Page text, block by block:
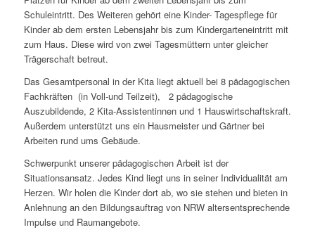
Schuleintritt. Des Weiteren gehört eine Kinder- Tagespflege für
Kinder ab dem ersten Lebensjahr bis zum Kindergarteneintritt mit
zum Haus. Diese wird von zwei Tagesmüttern unter gleicher
Trägerschaft betreut.
Das Gesamtpersonal in der Kita liegt aktuell bei 8 pädagogischen
Fachkräften (in Voll-und Teilzeit), 2 pädagogische
Auszubildende, 2 Kita-Assistentinnen und 1 Hauswirtschaftskraft.
Außerdem unterstützt uns ein Hausmeister und Gärtner bei
Arbeiten rund ums Gebäude.
Schwerpunkt unserer pädagogischen Arbeit ist der
Situationsansatz. Jedes Kind liegt uns in seiner Individualität am
Herzen. Wir holen die Kinder dort ab, wo sie stehen und bieten in
Anlehnung an den Bildungsauftrag von NRW altersentsprechende
Impulse und Raumangebote.